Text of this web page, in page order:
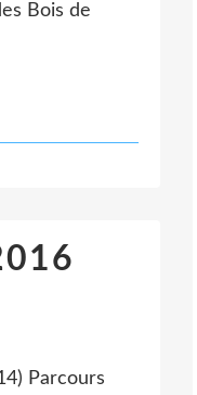
Bois de
Parcours